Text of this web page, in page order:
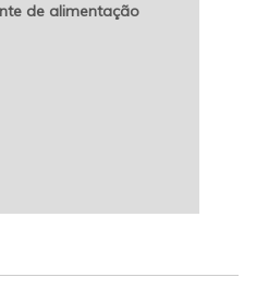
de alimentação